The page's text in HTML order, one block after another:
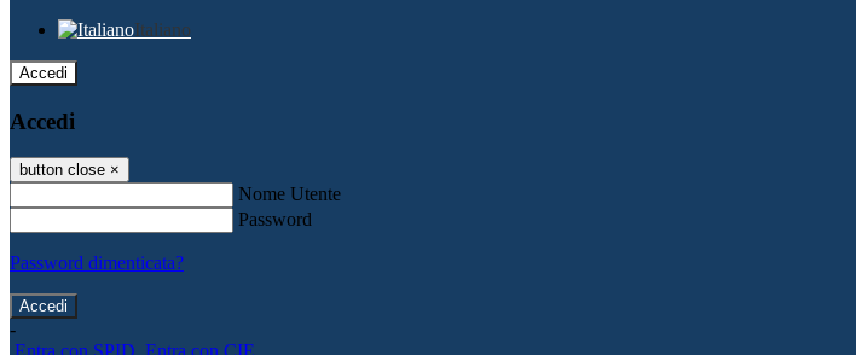
Italiano
Accedi
Accedi
button close ×
Nome Utente
Password
Password dimenticata?
-